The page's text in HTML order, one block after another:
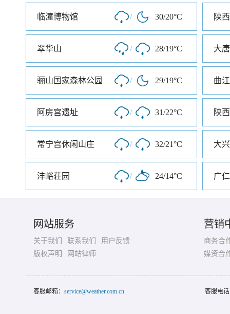
临潼博物馆 / 30/20°C 陕
翠华山 / 28/19°C 大
骊山国家森林公园 / 29/19°C 曲
阿房宫遗址 / 31/22°C 陕
常宁宫休闲山庄 / 32/21°C 大
沣峪荘园 / 24/14°C 广
网站服务
关于我们 联系我们
用户反馈
版权声明
网站律师
营销
商务合
媒资合
客服邮箱： service@weather.com.cn 客服电